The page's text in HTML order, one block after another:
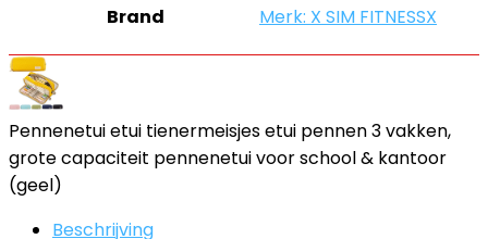
Brand Merk: X SIM FITNESSX
Pennenetui etui tienermeisjes etui pennen 3 vakken,
grote capaciteit pennenetui voor school & kantoor
(geel)
Beschrijving